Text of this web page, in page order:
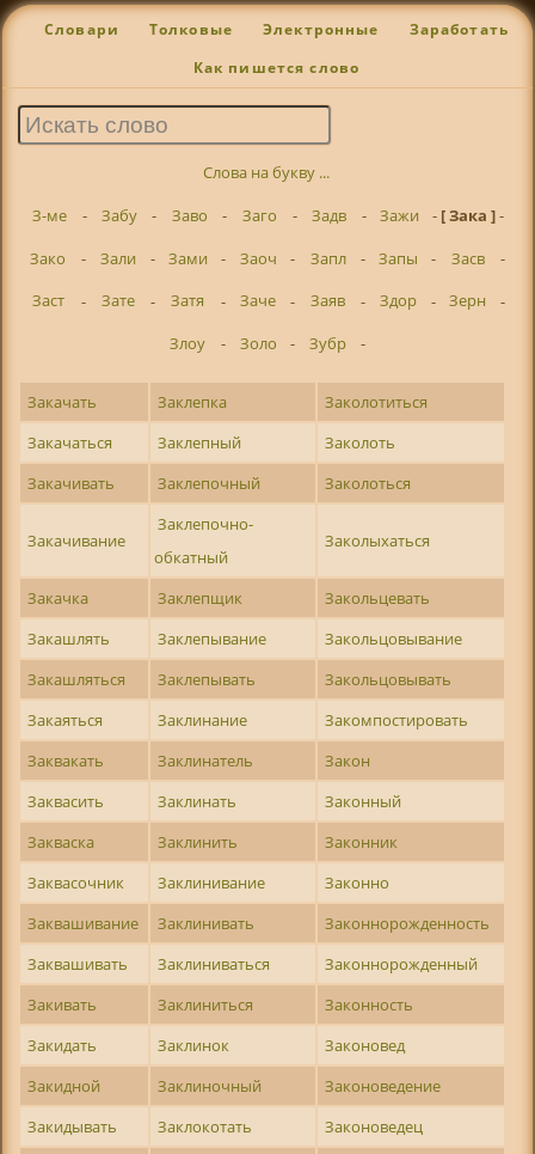
Словари Толковые Электронные Заработать
Как пишется слово
Слова на букву ...
З-ме
- Забу - Заво - Заго - Задв - Зажи - [ Зака ]-
Зако
- Зали - Зами - Заоч - Запл - Запы - Засв
-
Заст
- Зате - Затя - Заче - Заяв - Здор - Зерн
-
Злоу
- Золо - Зубр -
Закачать Заклепка
Заколотиться
Закачаться
Заклепный
Заколоть
Закачивать
Заклепочный Заколоться
Закачивание
Заклепочно-
обкатный
Заколыхаться
Закачка Заклепщик
Закольцевать
Закашлять
Заклепывание
Закольцовывание
Закашляться
Заклепывать
Закольцовывать
Закаяться
Заклинание
Закомпостировать
Заквакать
Заклинатель
Закон
Заквасить
Заклинать
Законный
Закваска
Заклинить
Законник
Заквасочник
Заклинивание
Законно
Заквашивание
Заклинивать
Законнорожденность
Заквашивать
Заклиниваться
Законнорожденный
Закивать
Заклиниться
Законность
Закидать
Заклинок
Законовед
Закидной
Заклиночный
Законоведение
Закидывать
Заклокотать
Законоведец